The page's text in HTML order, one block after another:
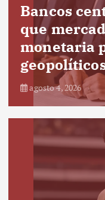
Bancos
que
monetaria
agosto 4, 2026